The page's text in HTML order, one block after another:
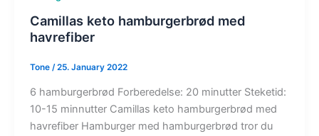
Camillas keto hamburgerbrød med
havrefiber
Tone /25. January 2022
6 hamburgerbrød Forberedelse: 20 minutter Steketid:
10-15 minnutter Camillas keto hamburgerbrød med
havrefiber Hamburger med hamburgerbrød tror du